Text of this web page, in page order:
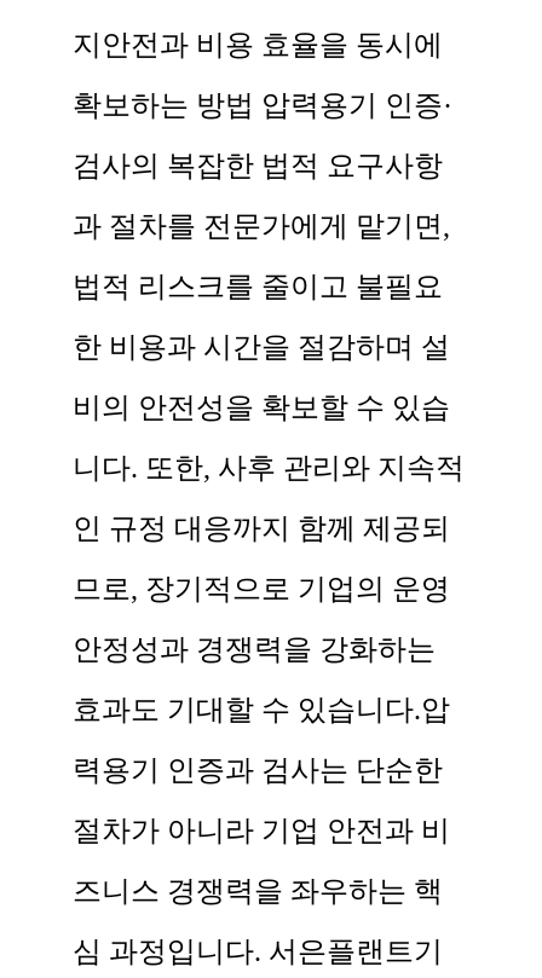
지 ​ ​ 안전과 비용 효율을 동시에
확보하는 방법 압력용기 인증·
검사의 복잡한 법적 요구사항
과 절차를 전문가에게 맡기면,
법적 리스크를 줄이고 불필요
한 비용과 시간을 절감하며 설
비의 안전성을 확보할 수 있습
니다. 또한, 사후 관리와 지속적
인 규정 대응까지 함께 제공되
므로, 장기적으로 기업의 운영
안정성과 경쟁력을 강화하는
효과도 기대할 수 있습니다. ​ 압
력용기 인증과 검사는 단순한
절차가 아니라 기업 안전과 비
즈니스 경쟁력을 좌우하는 핵
심 과정입니다. 서은플랜트기